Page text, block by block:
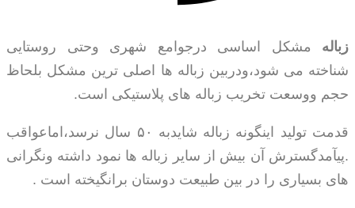
زباله مشکل اساسی درجوامع شهری وحتی روستایی
شناخته می شود،ودربین زباله ها اصلی ترین مشکل بلحاظ
حجم ووسعت تخریب زباله های پلاستیکی است.
قدمت تولید اینگونه زباله شایدبه ۵۰ سال نرسد،اماعواقب
.پیآمدگسترش آن بیش از سایر زباله ها نمود داشته ونگرانی
های بسیاری را در بین طبیعت دوستان برانگیخته است .